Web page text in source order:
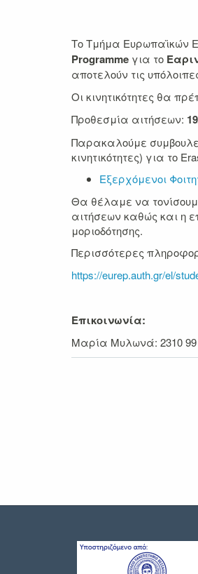
Το Τμήμα Ευρωπαϊκών
Programme για το
αποτελούν τις
Οι κινητικότητες θα
Προθεσμία αιτήσεων:
Παρακαλούμε
κινητικότητες) για το
Εξερχόμενοι
Θα θέλαμε να
αιτήσεων καθώς και η
μοριοδότησης.
Περισσότερες
https://eurep.auth.gr/el/
Επικοινωνία:
Μαρία Μυλωνά: 2310 99